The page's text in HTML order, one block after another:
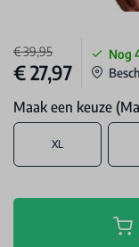
€ 39,95
€ 27,97
Nog
Maak een keuze
XL